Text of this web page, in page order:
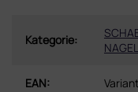
Kategorie:
EAN: